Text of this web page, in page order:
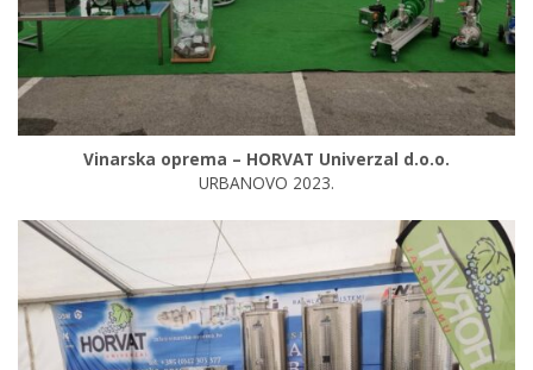
Vinarska oprema – HORVAT Univerzal d.o.o.
URBANOVO 2023.